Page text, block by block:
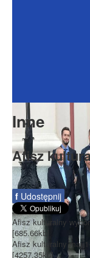
Rada Seniorów
Inne
Afisz
f Udostępnij
Afisz kulturalny
[685.66kb]
Afisz kulturalny maj
[4257.35kb]